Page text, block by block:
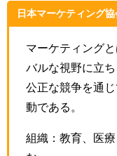
日本マーケティング
マーケティング
バルな視野に立
公正な競争を通
動である。
組織：教育、医